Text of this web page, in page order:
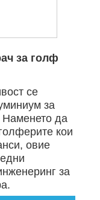
за голф
се
за
да
кои
овие
за